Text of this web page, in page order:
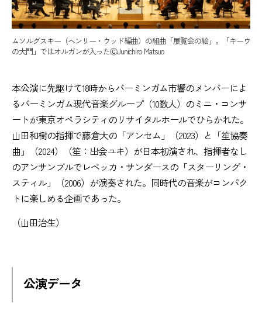
ムソルグスキー（ヘンリー・ウッド編曲）の組曲「展覧会の絵」。「キーウ
の大門」ではオルガンが入ったⒸJunichiro Matsuo
本公演に先駆けて18時からバーミンガム市響のメンバーによ
るバーミンガム現代音楽グループ（10数人）のミニ・コンサ
ートが東京オペラシティのリサイタルホールでひらかれた。
山田和樹の指揮で藤倉大の「アンセム」（2023）と「笙協奏
曲」（2024）（笙：出会ユキ）が日本初演され、指揮者なし
のアンサンブルでレベッカ・サンダースの「スターリング・
スティル」（2006）が演奏された。同時代の音楽がコンパク
トに楽しめる企画であった。
（山田治生）
公演データ